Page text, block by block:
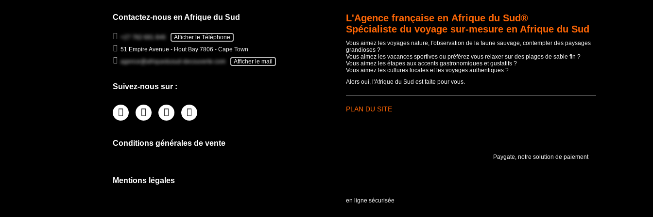
Contactez-nous en Afrique du Sud
+27 782 681 846
Afficher le Téléphone
51 Empire Avenue - Hout Bay 7806 - Cape Town
agence@afriquedusud-decouverte.com
Afficher le mail
Suivez-nous sur :
Conditions générales de vente
Mentions légales
L'Agence française en Afrique du Sud®
Spécialiste du voyage sur-mesure en Afrique du Sud
Vous aimez les voyages nature, l'observation de la faune sauvage, contempler des paysages
grandioses ?
Vous aimez les vacances sportives ou préférez vous relaxer sur des plages de sable fin ?
Vous aimez les étapes aux accents gastronomiques et gustatifs ?
Vous aimez les cultures locales et les voyages authentiques ?
Alors oui, l'Afrique du Sud est faite pour vous.
PLAN DU SITE
Paygate, notre solution de paiement
en ligne sécurisée